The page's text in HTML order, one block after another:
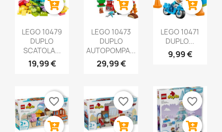
LEGO 10479
DUPLO
SCATOLA...
19,99 €
LEGO 10473
DUPLO
AUTOPOMPA...
29,99 €
LEGO 10471
DUPLO...
9,99 €
favorite_border favorite_border favorite_border